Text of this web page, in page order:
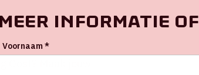
Meer informatie
Voornaam *